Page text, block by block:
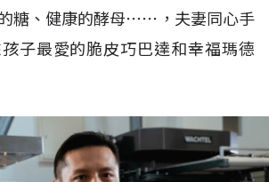
糖、健康的酵母⋯⋯，夫妻同心手
子最愛的脆皮巧巴達和幸福瑪德